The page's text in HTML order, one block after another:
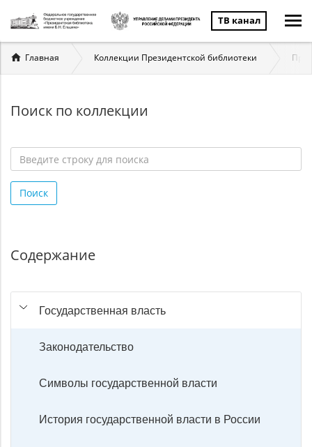
ТВ канал
Вы
здесь
Главная Коллекции Президентской библиотеки
Поиск по коллекции
строку
для
Поиск
Содержание
Государственная власть
Законодательство
Символы государственной власти
История государственной власти в России